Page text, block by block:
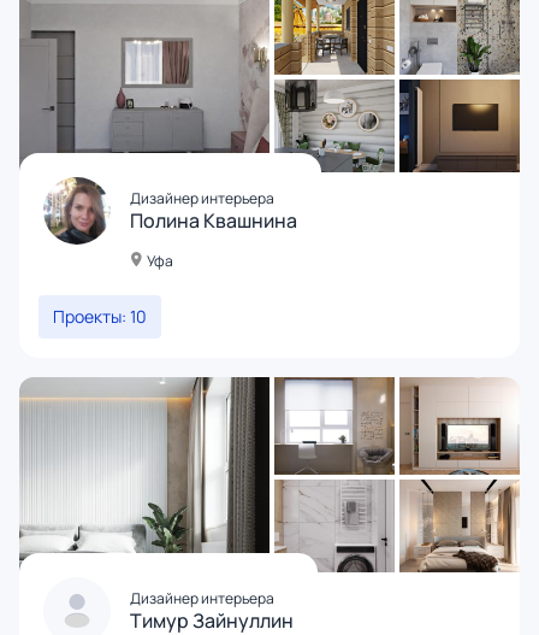
Дизайнер интерьера
Полина Квашнина
Уфа
Проекты: 10
Дизайнер интерьера
Тимур Зайнуллин